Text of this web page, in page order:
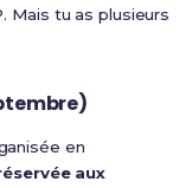
Mais tu as plusieurs
en
aux